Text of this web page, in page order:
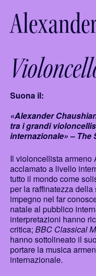
Suona il:
«Alexander
tra i grandi
internazionale» – The
Il violoncellista armeno
acclamato a livello
tutto il mondo come
per la raffinatezza
impegno nel far
natale al pubblico
interpretazioni hanno
critica; BBC Classical
hanno sottolineato il
portare la musica
internazionale.